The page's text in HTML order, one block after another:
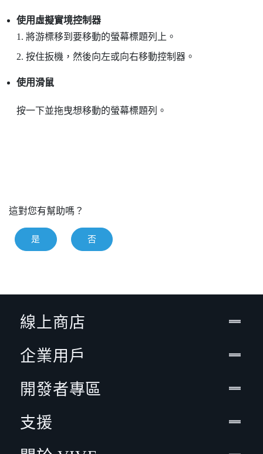
使用虛擬實境控制器
將游標移到要移動的螢幕標題列上。
按住扳機，然後向左或向右移動控制器。
使用滑鼠
按一下並拖曳想移動的螢幕標題列。
這對您有幫助嗎？
是 否
線上商店
企業用戶
開發者專區
支援